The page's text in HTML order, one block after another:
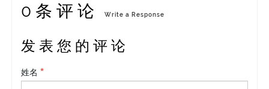
0 条 评 论 Write a Response
发 表 您 的 评 论
姓名